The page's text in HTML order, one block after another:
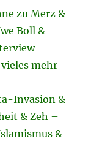
zu Merz &
Boll &
mehr
Invasion &
& Zeh –
&